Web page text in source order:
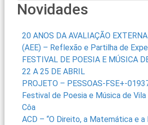
Novidades
20 ANOS DA AVALIAÇÃO
(AEE) – Reflexão e Partilha de
FESTIVAL DE POESIA E MÚSICA
22 A 25 DE ABRIL
PROJETO – PESSOAS-FSE+-
Festival de Poesia e Música de
Côa
ACD – “O Direito, a Matemática e a